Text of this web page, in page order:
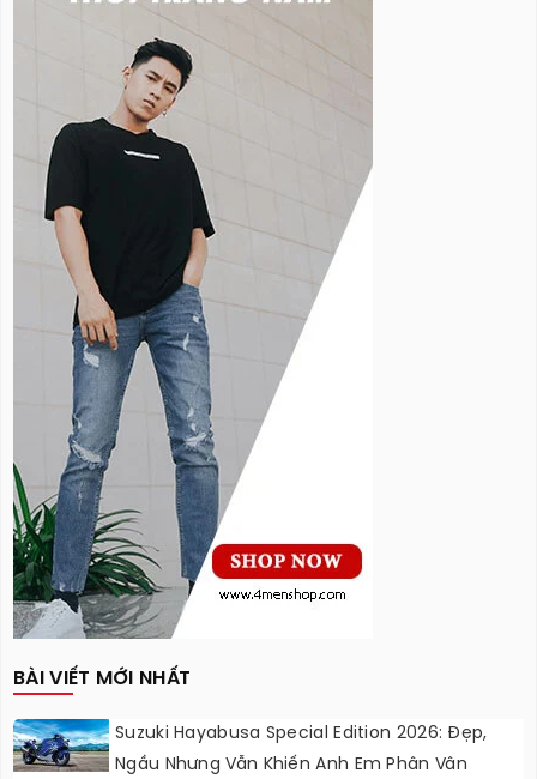
BÀI VIẾT MỚI NHẤT
Suzuki Hayabusa Special Edition 2026: Đẹp,
Ngầu Nhưng Vẫn Khiến Anh Em Phân Vân